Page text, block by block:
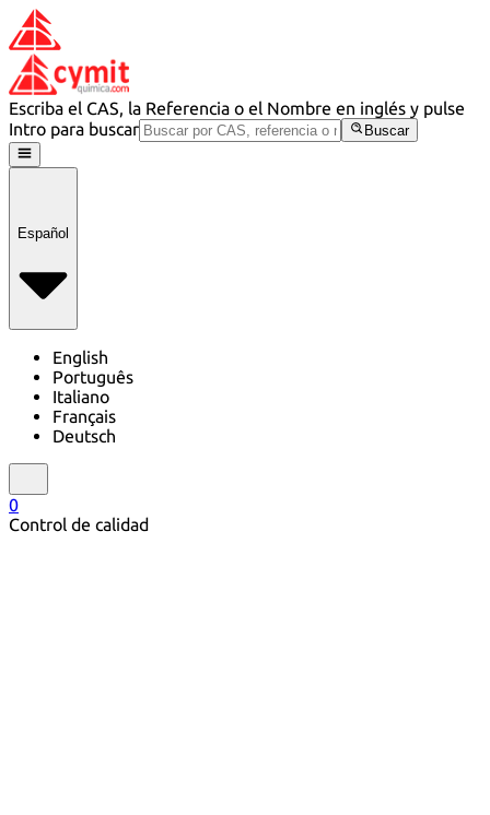
Escriba el CAS, la Referencia o el Nombre en inglés y pulse
Intro para buscar
Buscar
Español
English
Português
Italiano
Français
Deutsch
0
Control de calidad